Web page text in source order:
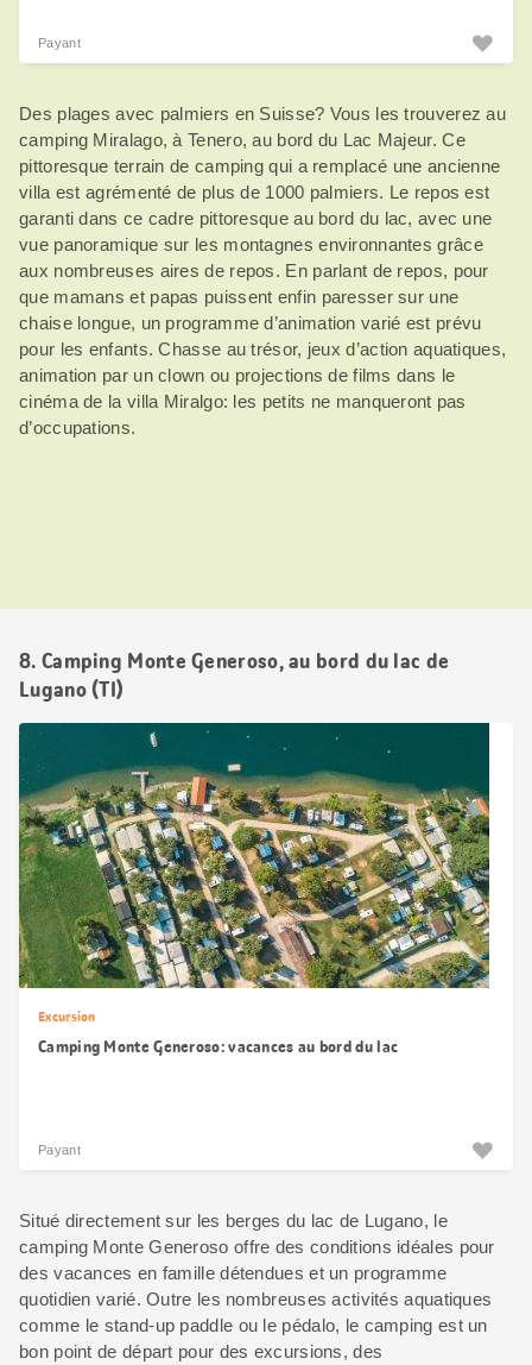
Payant
Des plages avec palmiers en Suisse? Vous les trouverez au
camping Miralago, à Tenero, au bord du Lac Majeur. Ce
pittoresque terrain de camping qui a remplacé une ancienne
villa est agrémenté de plus de 1000 palmiers. Le repos est
garanti dans ce cadre pittoresque au bord du lac, avec une
vue panoramique sur les montagnes environnantes grâce
aux nombreuses aires de repos. En parlant de repos, pour
que mamans et papas puissent enfin paresser sur une
chaise longue, un programme d’animation varié est prévu
pour les enfants. Chasse au trésor, jeux d’action aquatiques,
animation par un clown ou projections de films dans le
cinéma de la villa Miralgo: les petits ne manqueront pas
d’occupations.
8. Camping Monte Generoso, au bord du lac de
Lugano (TI)
Excursion
Camping Monte Generoso: vacances au bord du lac
Payant
Situé directement sur les berges du lac de Lugano, le
camping Monte Generoso offre des conditions idéales pour
des vacances en famille détendues et un programme
quotidien varié. Outre les nombreuses activités aquatiques
comme le stand-up paddle ou le pédalo, le camping est un
bon point de départ pour des excursions, des